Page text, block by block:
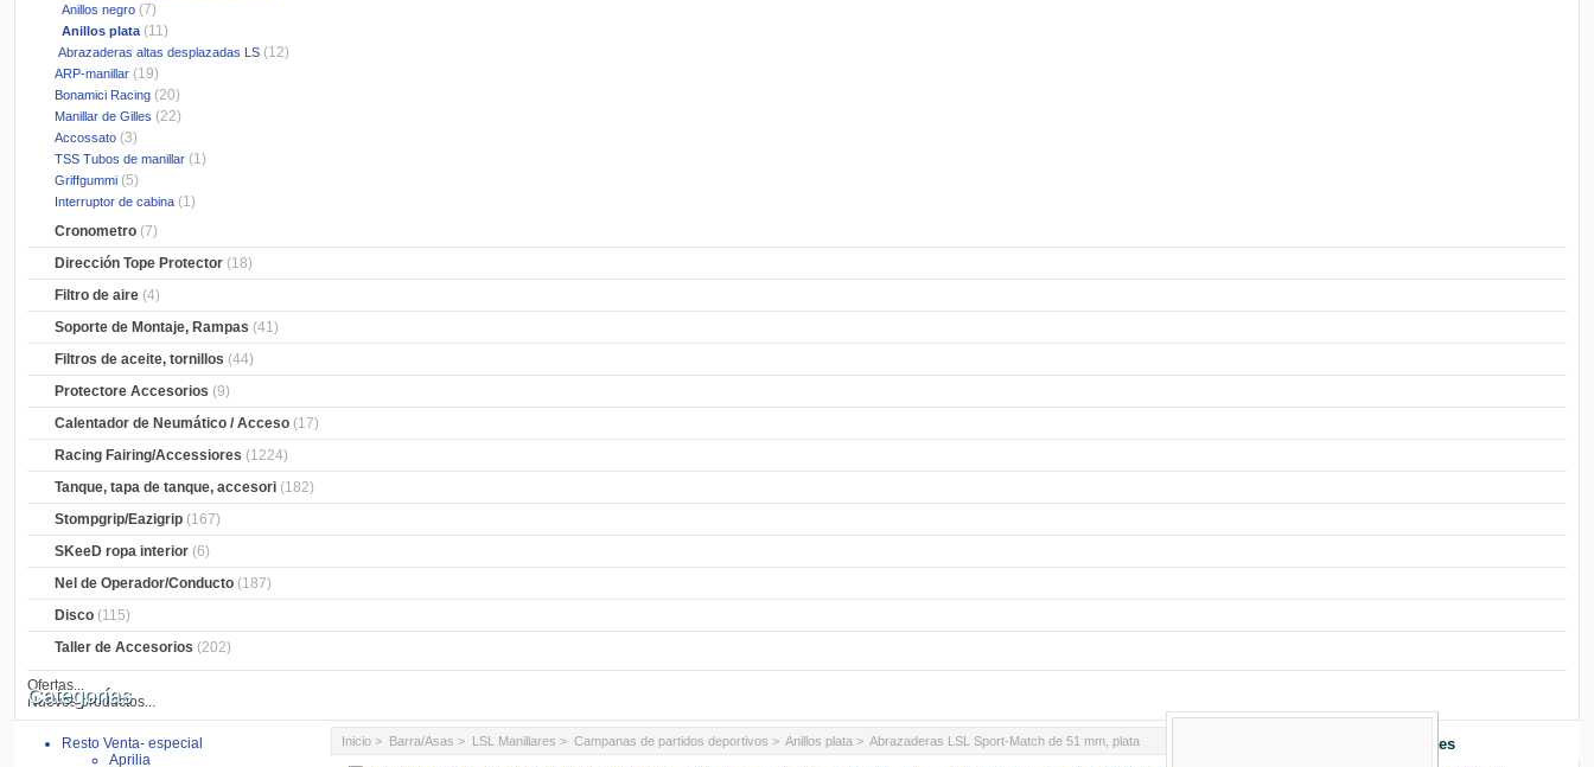
Anillos negro (7)
Anillos plata(11)
Abrazaderas altas desplazadas LS (12)
ARP-manillar (19)
Bonamici Racing (20)
Manillar de Gilles (22)
Accossato (3)
TSS Tubos de manillar (1)
Griffgummi (5)
Interruptor de cabina (1)
Cronometro (7)
Dirección Tope Protector (18)
Filtro de aire (4)
Soporte de Montaje, Rampas (41)
Filtros de aceite, tornillos (44)
Protectore Accesorios (9)
Calentador de Neumático / Acceso (17)
Racing Fairing/Accessiores (1224)
Tanque, tapa de tanque, accesori (182)
Stompgrip/Eazigrip (167)
SKeeD ropa interior (6)
Nel de Operador/Conducto (187)
Disco (115)
Taller de Accesorios (202)
Ofertas...
Nuevos productos...
Categorías
Resto Venta- especial
Aprilia
Inicio > Barra/Asas > LSL Manillares >Campanas de partidos deportivos >Anillos plata > Abrazaderas LSL Sport-Match de 51 mm, plata Enlaces Importantes